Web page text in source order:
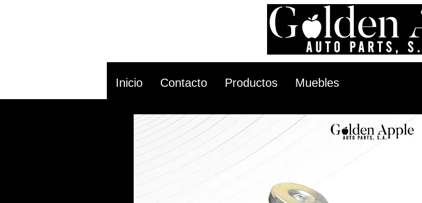
Inicio Contacto Productos Muebles